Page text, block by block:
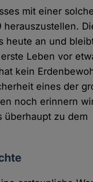
mit einer
heute an und
Leben vor
kein
eines der
noch erinnern
überhaupt zu dem